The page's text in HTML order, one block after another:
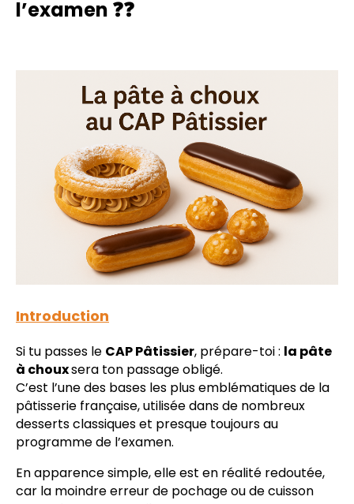
l’examen ❓❓
Introduction
Si tu passes le CAP Pâtissier, prépare-toi : la pâte
à chouxsera ton passage obligé.
C’est l’une des bases les plus emblématiques de la
pâtisserie française, utilisée dans de nombreux
desserts classiques et presque toujours au
programme de l’examen.
En apparence simple, elle est en réalité redoutée,
car la moindre erreur de pochage ou de cuisson